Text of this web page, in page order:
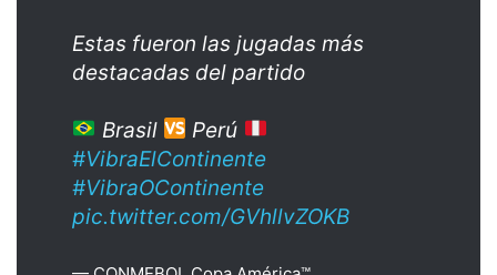
Estas fueron las jugadas más
destacadas del partido
Brasil
Perú
#VibraElContinente
#VibraOContinente
pic.twitter.com/GVhllvZOKB